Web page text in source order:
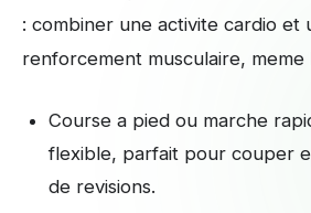
: combiner une activite cardio et
renforcement musculaire, meme
Course a pied ou marche
flexible, parfait pour couper
de revisions.